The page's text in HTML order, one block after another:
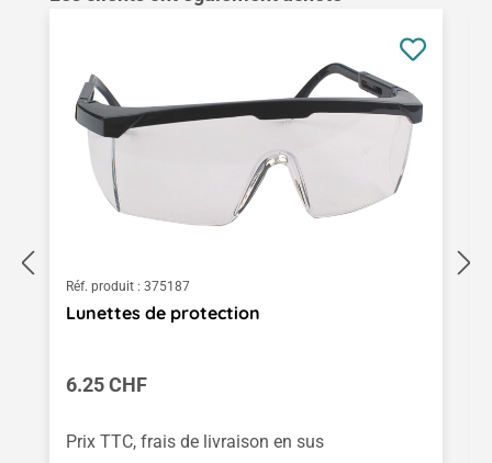
Réf. produit : 375187
Lunettes de protection
Prix régulier :
6.25 CHF
Prix TTC, frais de livraison en sus